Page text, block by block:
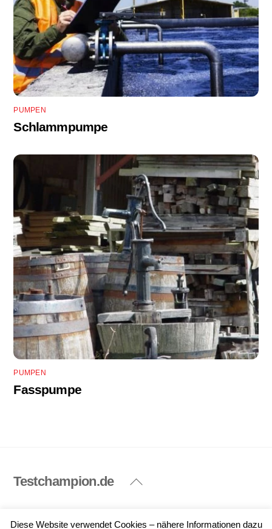
PUMPEN
Schlammpumpe
PUMPEN
Fasspumpe
Back
Testchampion.de
Diese Website verwendet Cookies – nähere Informationen dazu